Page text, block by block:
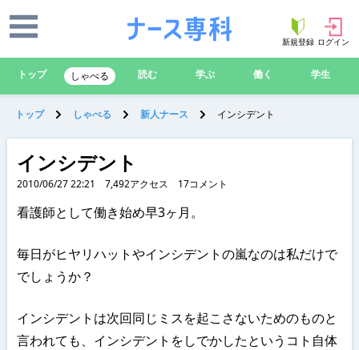
新規登録 ログイン
トップ しゃべる 読む 学ぶ 働く 学生
トップ しゃべる 新人ナース インシデント
インシデント
2010/06/27 22:21 7,492アクセス 17コメント
看護師として働き始め早3ヶ月。
毎日がヒヤリハットやインシデントの嵐なのは私だけで
でしょうか？
インシデントは次回同じミスを起こさないためのものと
言われても、インシデントをしでかしたというコト自体